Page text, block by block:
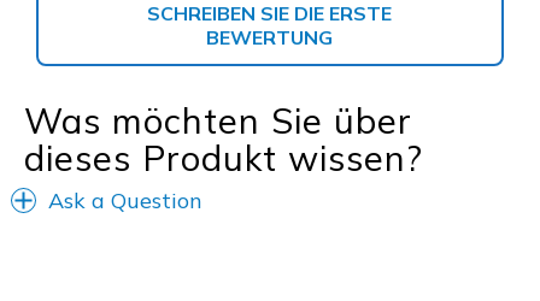
SCHREIBEN SIE DIE ERSTE
BEWERTUNG
Was möchten Sie über
dieses Produkt wissen?
Ask a Question